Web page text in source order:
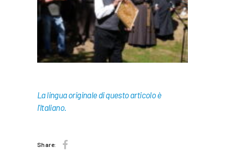
La lingua originale di questo articolo è
l'Italiano.
Share: